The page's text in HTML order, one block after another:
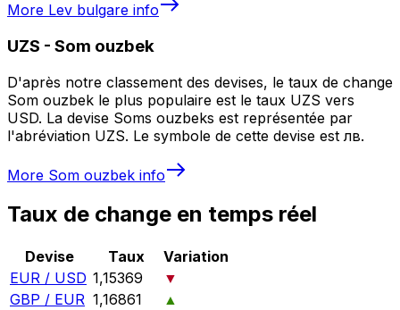
More Lev bulgare info
UZS - Som ouzbek
D'après notre classement des devises, le taux de change
Som ouzbek le plus populaire est le taux UZS vers
USD. La devise Soms ouzbeks est représentée par
l'abréviation UZS. Le symbole de cette devise est лв.
More Som ouzbek info
Taux de change en temps réel
Devise Taux
Variation
EUR / USD 1,15369
▼
GBP / EUR 1,16861
▲